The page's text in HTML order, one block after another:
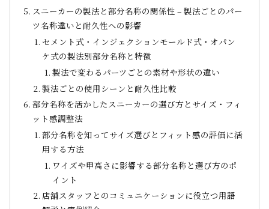
スニーカーの製法と部分名称の関係性 – 製法ごとのパー
ツ名称違いと耐久性への影響
セメント式・インジェクションモールド式・オパン
ケ式の製法別部分名称と特徴
製法で変わるパーツごとの素材や形状の違い
製法ごとの使用シーンと耐久性比較
部分名称を活かしたスニーカーの選び方とサイズ・フィ
ット感調整法
部分名称を知ってサイズ選びとフィット感の評価に活
用する方法
ワイズや甲高さに影響する部分名称と選び方のポ
イント
店舗スタッフとのコミュニケーションに役立つ用語